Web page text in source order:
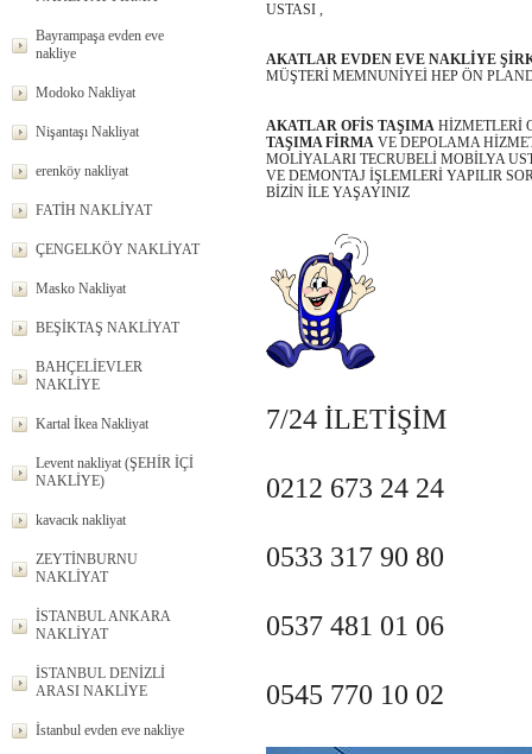
Bayrampaşa evden eve
nakliye
Modoko Nakliyat
Nişantaşı Nakliyat
erenköy nakliyat
FATİH NAKLİYAT
ÇENGELKÖY NAKLİYAT
Masko Nakliyat
BEŞİKTAŞ NAKLİYAT
BAHÇELİEVLER
NAKLİYE
Kartal İkea Nakliyat
Levent nakliyat (ŞEHİR İÇİ
NAKLİYE)
kavacık nakliyat
ZEYTİNBURNU
NAKLİYAT
İSTANBUL ANKARA
NAKLİYAT
İSTANBUL DENİZLİ
ARASI NAKLİYE
İstanbul evden eve nakliye
USTASI ,
AKATLAR EVDEN EVE NAKLİYE
MÜŞTERİ MEMNUNİYEİ HEP ÖN
AKATLAR OFİS TAŞIMA HİZMETLERİ
TAŞIMA FİRMA VE DEPOLAMA
MOLİYALARI TECRUBELİ MOBİLYA
VE DEMONTAJ İŞLEMLERİ YAPILIR
BİZİN İLE YAŞAYINIZ
7/24 İLETİŞİM
0212 673 24 24
0533 317 90 80
0537 481 01 06
0545 770 10 02